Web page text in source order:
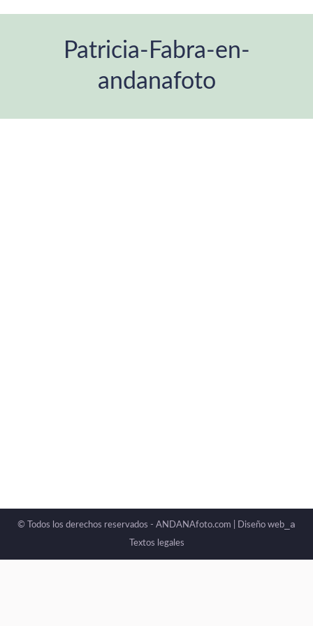
Patricia-Fabra-en-
andanafoto
© Todos los derechos reservados - ANDANAfoto.com | Diseño web _a
Textos legales